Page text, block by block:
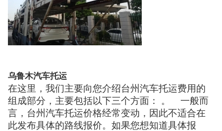
乌鲁木汽车托运
在这里，我们主要向您介绍台州汽车托运费用的
组成部分，主要包括以下三个方面： 。 一般而
言，台州汽车托运价格经常变动，因此不适合在
此发布具体的路线报价。如果您想知道具体报